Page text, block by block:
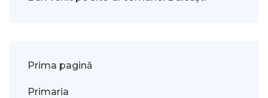
Prima pagină
Primaria